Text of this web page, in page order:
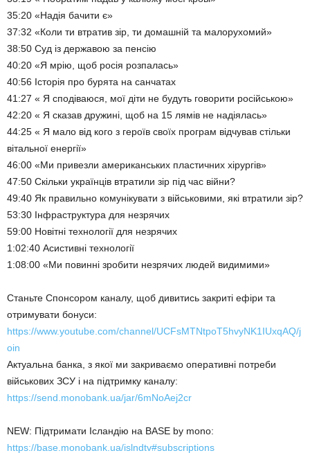
35:20 «Надія бачити є»
37:32 «Коли ти втратив зір, ти домашній та малорухомий»
38:50 Суд із державою за пенсію
40:20 «Я мрію, щоб росія розпалась»
40:56 Історія про бурята на санчатах
41:27 « Я сподіваюся, мої діти не будуть говорити російською»
42:20 « Я сказав дружині, щоб на 15 лямів не надіялась»
44:25 « Я мало від кого з героїв своїх програм відчував стільки
вітальної енергії»
46:00 «Ми привезли американських пластичних хірургів»
47:50 Скільки українців втратили зір під час війни?
49:40 Як правильно комунікувати з військовими, які втратили зір?
53:30 Інфраструктура для незрячих
59:00 Новітні технології для незрячих
1:02:40 Асистивні технології
1:08:00 «Ми повинні зробити незрячих людей видимими»
Станьте Спонсором каналу, щоб дивитись закриті ефіри та
отримувати бонуси:
https://www.youtube.com/channel/UCFsMTNtpoT5hvyNK1IUxqAQ/j
oin
Актуальна банка, з якої ми закриваємо оперативні потреби
військових ЗСУ і на підтримку каналу:
https://send.monobank.ua/jar/6mNoAej2cr
NEW: Підтримати Ісландію на BASE by mono:
https://base.monobank.ua/islndtv#subscriptions